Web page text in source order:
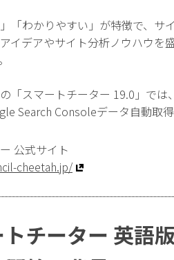
」「わかりやすい」が特徴で、
イデアやサイト分析ノウハウ
「スマートチーター 19.0」で
Search Consoleデータ自動取
公式サイト
cheetah.jp/
トチーター 英語